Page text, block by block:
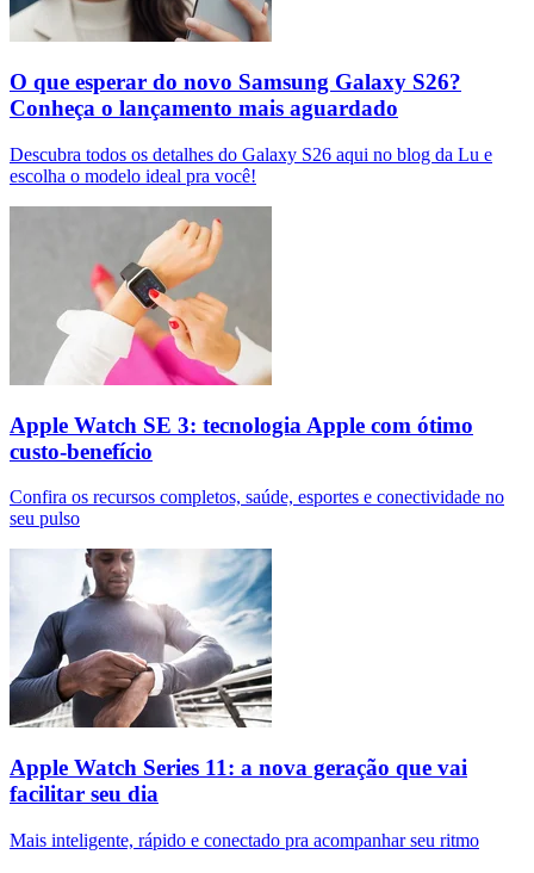
O que esperar do novo Samsung Galaxy S26?
Conheça o lançamento mais aguardado
Descubra todos os detalhes do Galaxy S26 aqui no blog da Lu e
escolha o modelo ideal pra você!
Apple Watch SE 3: tecnologia Apple com ótimo
custo-benefício
Confira os recursos completos, saúde, esportes e conectividade no
seu pulso
Apple Watch Series 11: a nova geração que vai
facilitar seu dia
Mais inteligente, rápido e conectado pra acompanhar seu ritmo